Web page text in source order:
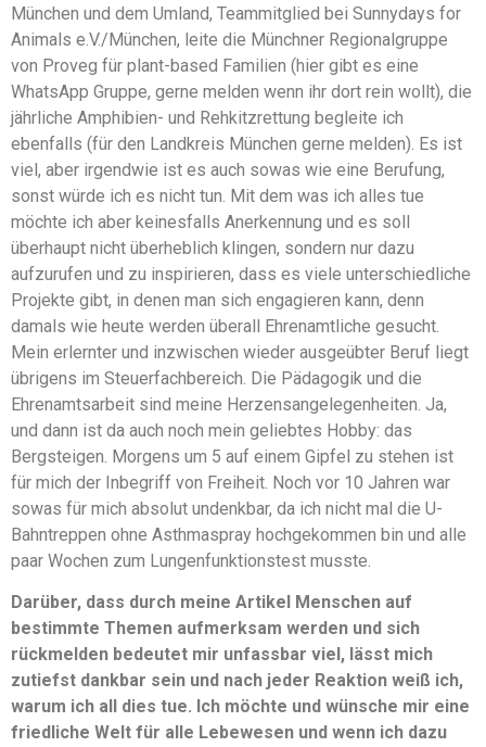
München und dem Umland, Teammitglied bei Sunnydays for
Animals e.V./München, leite die Münchner Regionalgruppe
von Proveg für plant-based Familien (hier gibt es eine
WhatsApp Gruppe, gerne melden wenn ihr dort rein wollt), die
jährliche Amphibien- und Rehkitzrettung begleite ich
ebenfalls (für den Landkreis München gerne melden). Es ist
viel, aber irgendwie ist es auch sowas wie eine Berufung,
sonst würde ich es nicht tun. Mit dem was ich alles tue
möchte ich aber keinesfalls Anerkennung und es soll
überhaupt nicht überheblich klingen, sondern nur dazu
aufzurufen und zu inspirieren, dass es viele unterschiedliche
Projekte gibt, in denen man sich engagieren kann, denn
damals wie heute werden überall Ehrenamtliche gesucht.
Mein erlernter und inzwischen wieder ausgeübter Beruf liegt
übrigens im Steuerfachbereich. Die Pädagogik und die
Ehrenamtsarbeit sind meine Herzensangelegenheiten. Ja,
und dann ist da auch noch mein geliebtes Hobby: das
Bergsteigen. Morgens um 5 auf einem Gipfel zu stehen ist
für mich der Inbegriff von Freiheit. Noch vor 10 Jahren war
sowas für mich absolut undenkbar, da ich nicht mal die U-
Bahntreppen ohne Asthmaspray hochgekommen bin und alle
paar Wochen zum Lungenfunktionstest musste.
Darüber, dass durch meine Artikel Menschen auf
bestimmte Themen aufmerksam werden und sich
rückmelden bedeutet mir unfassbar viel, lässt mich
zutiefst dankbar sein und nach jeder Reaktion weiß ich,
warum ich all dies tue. Ich möchte und wünsche mir eine
friedliche Welt für alle Lebewesen und wenn ich dazu